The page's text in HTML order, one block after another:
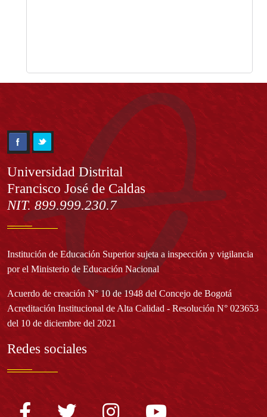
Información
Universidad Distrital
Francisco José de Caldas
NIT. 899.999.230.7
Institución de Educación Superior sujeta a inspección y vigilancia
por el Ministerio de Educación Nacional
Acuerdo de creación N° 10 de 1948 del Concejo de Bogotá
Acreditación Institucional de Alta Calidad - Resolución N° 023653
del 10 de diciembre del 2021
Redes sociales